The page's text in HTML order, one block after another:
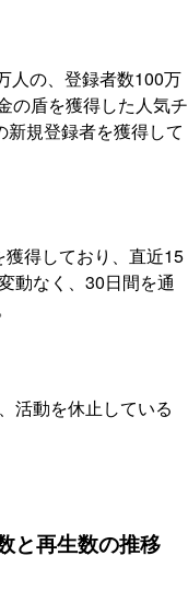
人の、登録者数100万
の盾を獲得した人気チ
規登録者を獲得して
得しており、直近15
動なく、30日間を通
活動を休止している
と再生数の推移